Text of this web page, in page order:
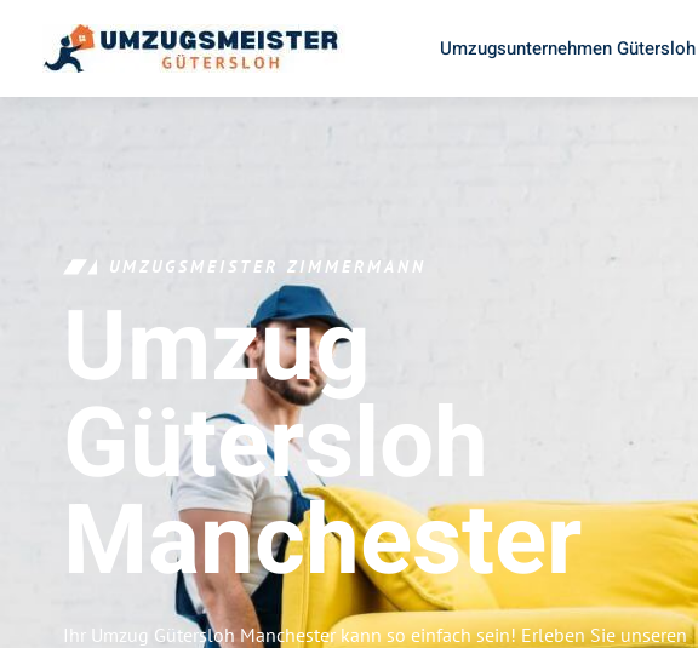
Umzugsunternehmen Gütersloh
UMZUGSMEISTER ZIMMERMANN
Umzug
Gütersloh
Manchester
Ihr Umzug Gütersloh Manchester kann so einfach sein! Erleben Sie unseren